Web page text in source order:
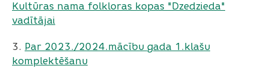
Kultūras nama folkloras kopas "Dzedzieda"
vadītājai
3. Par 2023./2024.mācību gada 1.klašu
komplektēšanu